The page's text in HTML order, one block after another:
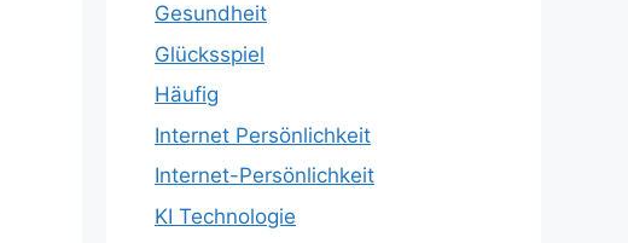
Gesundheit
Glücksspiel
Häufig
Internet Persönlichkeit
Internet-Persönlichkeit
KI Technologie